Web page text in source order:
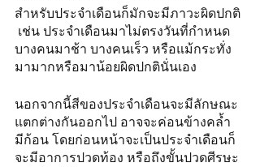
สำหรับประจำเดือนก็มักจะมีภาวะผิดปกติ
เช่น ประจำเดือนมาไม่ตรงวันที่กำหนด
บางคนมาช้า บางคนเร็ว หรือแม้กระทั่ง
มามากหรือมาน้อยผิดปกตินั่นเอง
นอกจากนี้สีของประจำเดือนจะมีลักษณะ
แตกต่างกันออกไป อาจจะค่อนข้างคล้ำ
มีก้อน โดยก่อนหน้าจะเป็นประจำเดือนก็
จะมีอาการปวดท้อง หรือถึงขั้นปวดศีรษะ